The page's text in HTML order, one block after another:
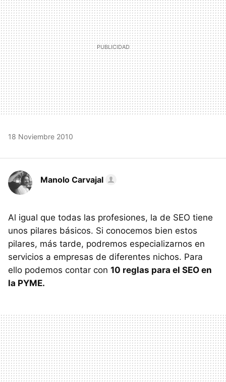
18 Noviembre 2010
Manolo Carvajal
Al igual que todas las profesiones, la de SEO tiene
unos pilares básicos. Si conocemos bien estos
pilares, más tarde, podremos especializarnos en
servicios a empresas de diferentes nichos. Para
ello podemos contar con 10 reglas para el SEO en
la PYME.